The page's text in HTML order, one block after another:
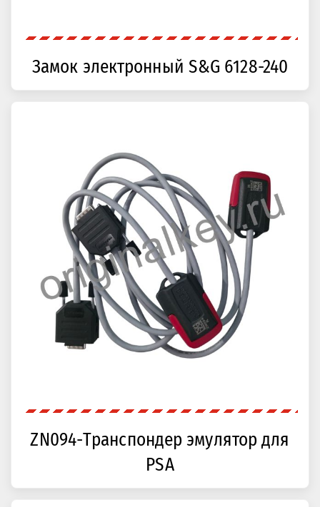
Замок электронный S&G 6128-240
ZN094-Транспондер эмулятор для
PSA